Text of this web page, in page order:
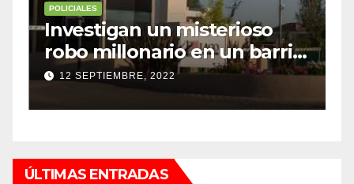
POLICIALES
Investigan un misterioso
robo millonario en un barrio
top de Maipú
12 SEPTIEMBRE, 2022
ÚLTIMAS ENTRADAS